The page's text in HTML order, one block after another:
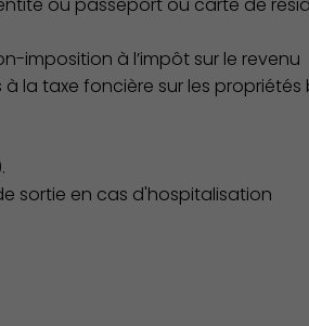
imposition à l’impôt sur le revenu
la taxe foncière sur les
sortie en cas d'hospitalisation